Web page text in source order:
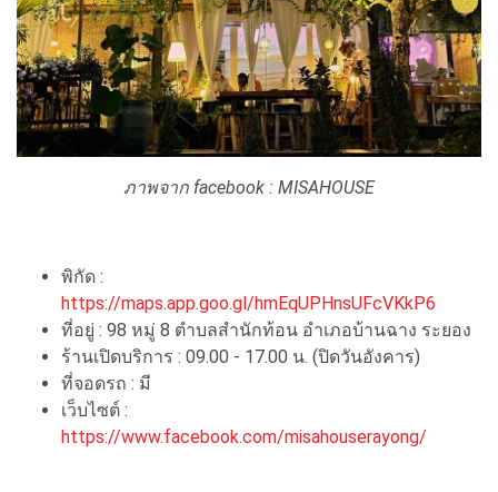
ภาพจาก facebook : MISAHOUSE
พิกัด :
https://maps.app.goo.gl/hmEqUPHnsUFcVKkP6
ที่อยู่ : 98 หมู่ 8 ตำบลสำนักท้อน อำเภอบ้านฉาง ระยอง
ร้านเปิดบริการ : 09.00 - 17.00 น. (ปิดวันอังคาร)
ที่จอดรถ : มี
เว็บไซต์ :
https://www.facebook.com/misahouserayong/